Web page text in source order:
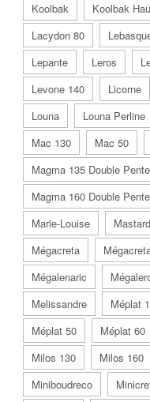
Koolbak
Koolbak
Lacydon 80
Lepante
Leros
Levone 140
Licorne
Louna
Louna Perline
Mac 130
Mac 50
Magma 135 Double Pente
Magma 160 Double Pente
Marie-Louise
Mégacreta
Mégalenaric
Melissandre
Méplat
Méplat 50
Méplat 60
Milos 130
Milos 160
Miniboudreco